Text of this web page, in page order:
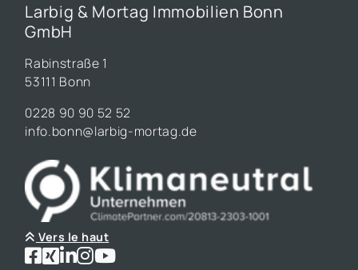
Larbig & Mortag Immobilien Bonn
GmbH
Rabinstraße 1
53111 Bonn
0228 90 90 52 52
info.bonn@larbig-mortag.de
Vers le haut